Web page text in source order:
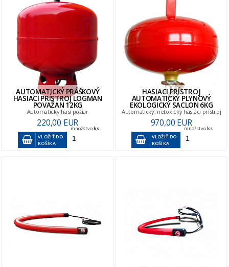
AUTOMATICKÝ PRÁŠKOVÝ
HASIACI PRÍSTROJ LOGMAN
POVAŽAN 12KG
Automaticky hasí požiar
220,00 EUR
VLOŽIŤ DO
KOŠÍKA
množstvoks
HASIACI PRÍSTROJ
AUTOMATICKÝ PLYNOVÝ
EKOLOGICKÝ SACLON 6KG
Automatický, netoxický hasiaci prístroj
970,00 EUR
VLOŽIŤ DO
KOŠÍKA
množstvoks